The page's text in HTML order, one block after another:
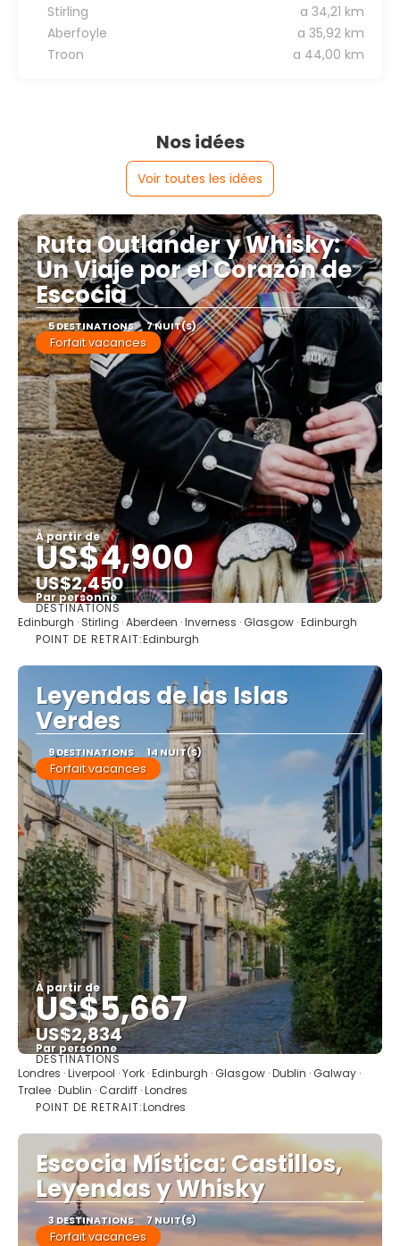
Stirling
a 34,21 km
Aberfoyle
a 35,92 km
Troon
a 44,00 km
Nos idées
Voir toutes les idées
Ruta Outlander y Whisky:
Un Viaje por el Corazón de
Escocia
5 DESTINATIONS 7 NUIT(S)
Forfait vacances
À partir de
US$4,900
US$2,450
Par personne
Afficher
DESTINATIONS
Edinburgh · Stirling · Aberdeen · Inverness · Glasgow · Edinburgh
POINT DE RETRAIT:Edinburgh
Leyendas de las Islas
Verdes
9 DESTINATIONS 14 NUIT(S)
Forfait vacances
À partir de
US$5,667
US$2,834
Par personne
Afficher
DESTINATIONS
Londres · Liverpool · York · Edinburgh · Glasgow · Dublin · Galway ·
Tralee · Dublin · Cardiff · Londres
POINT DE RETRAIT:Londres
Escocia Mística: Castillos,
Leyendas y Whisky
3 DESTINATIONS 7 NUIT(S)
Forfait vacances